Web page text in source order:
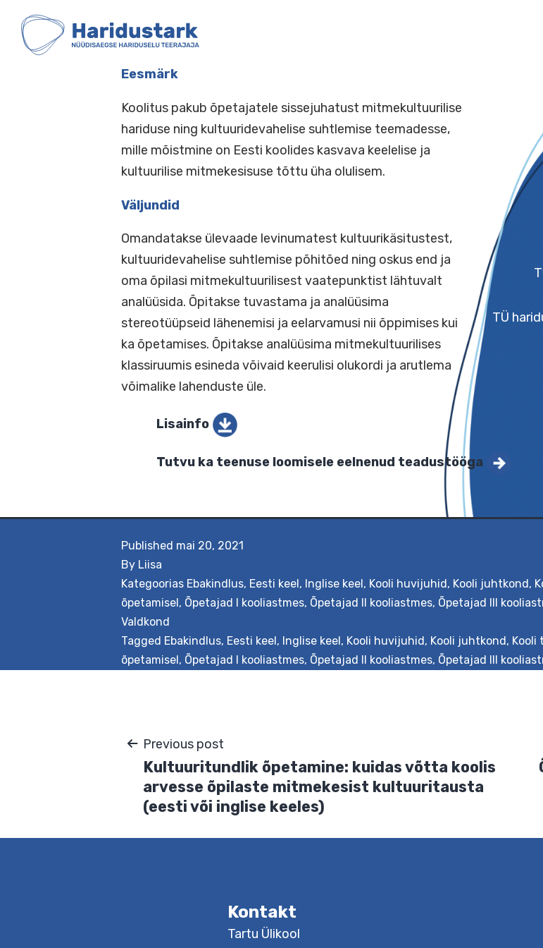
content
HARIDUSTARK
Eesmärk
Koolitus pakub õpetajatele sissejuhatust mitmekultuurilise
hariduse ning kultuuridevahelise suhtlemise teemadesse,
mille mõistmine on Eesti koolides kasvava keelelise ja
Omandatakse ülevaade levinumatest kultuurikäsitustest,
kultuuridevahelise suhtlemise põhitõed ning oskus end ja
oma õpilasi mitmekultuurilisest vaatepunktist lähtuvalt
analüüsida. Õpitakse tuvastama ja analüüsima
stereotüüpseid lähenemisi ja eelarvamusi nii õppimises kui
ka õpetamises. Õpitakse analüüsima mitmekultuurilises
klassiruumis esineda võivaid keerulisi olukordi ja arutlema
võimalike lahenduste üle.
Lisainfo
Tutvu ka teenuse loomisele eelnenud teadustööga
Published mai 20, 2021
By Liisa
Kategoorias Ebakindlus, Eesti keel, Inglise keel, Kooli huvijuhid, Kooli juhtkond,
õpetamisel, Õpetajad I kooliastmes, Õpetajad II kooliastmes, Õpetajad III
Valdkond
Tagged Ebakindlus, Eesti keel, Inglise keel, Kooli huvijuhid, Kooli juhtkond, Kooli
õpetamisel, Õpetajad I kooliastmes, Õpetajad II kooliastmes, Õpetajad III
Navigeerimine
Kontakt